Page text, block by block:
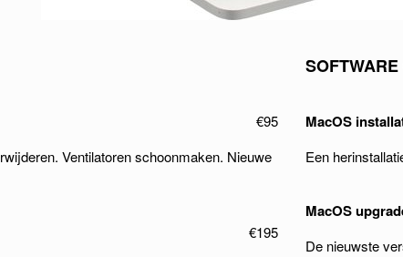
€95
Ventilatoren schoonmaken. Nieuwe
€195
MacOS
Een
MacOS
De nieuwste